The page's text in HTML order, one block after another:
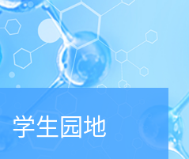
学生园地